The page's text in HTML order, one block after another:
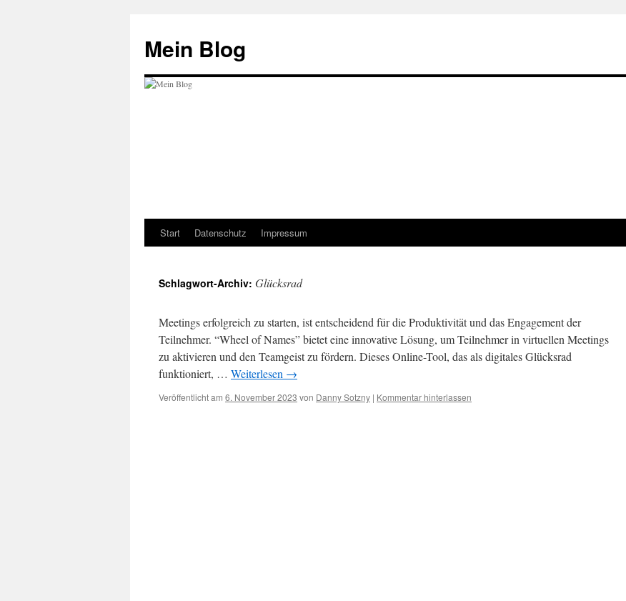
springen
Mein Blog
Start Datenschutz Impressum
Schlagwort-Archiv: Glücksrad
Meetings erfolgreich zu starten, ist entscheidend für die Produktivität und das Engagement der
Teilnehmer. “Wheel of Names” bietet eine innovative Lösung, um Teilnehmer in virtuellen Meetings
zu aktivieren und den Teamgeist zu fördern. Dieses Online-Tool, das als digitales Glücksrad
funktioniert, … Weiterlesen →
Veröffentlicht am 6. November 2023 von Danny Sotzny | Kommentar hinterlassen